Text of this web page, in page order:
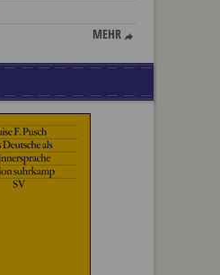
MEHR